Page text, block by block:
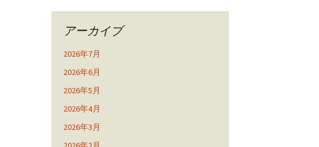
アーカイブ
2026年7月
2026年6月
2026年5月
2026年4月
2026年3月